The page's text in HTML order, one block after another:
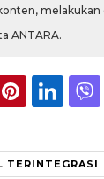
ANTARA.
TERINTEGRASI